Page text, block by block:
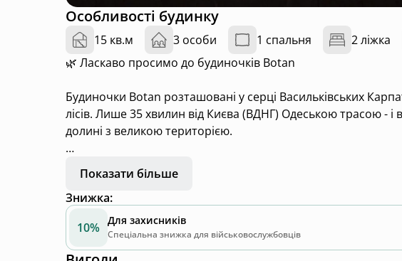
Особливості будинку
15 кв.м 3 особи 1 спальня 2 ліжка
🌿 Ласкаво просимо до будиночків Botan
Будиночки Botan розташовані у серці Васильківських
лісів. Лише 35 хвилин від Києва (ВДНГ) Одеською трасою - і
долині з великою територією.
Кожен будиночок Botan розрахований до 3 гостей та
готелю для комфортного відпочинку на природі:
🛏️ двоспальне ліжко біля панорамного вікна з видом на
🛌 додаткове просторе спальне місце нагорі
🎬 проєктор для затишних вечорів
Показати більше
Знижка:
10% Для захисників
Спеціальна знижка для військовослужбовців